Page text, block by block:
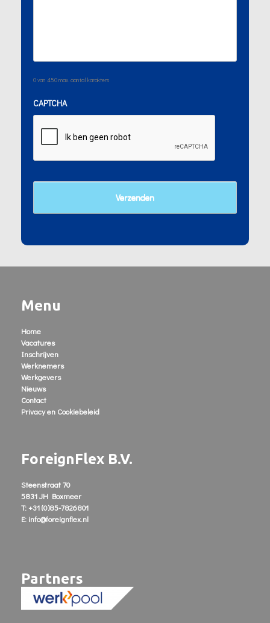
0 van 450 max. aantal karakters
CAPTCHA
Menu
Home
Vacatures
Inschrijven
Werknemers
Werkgevers
Nieuws
Contact
Privacy en Cookiebeleid
ForeignFlex B.V.
Steenstraat 70
5831 JH Boxmeer
T: +31 (0)85-7826801
E: info@foreignflex.nl
Partners